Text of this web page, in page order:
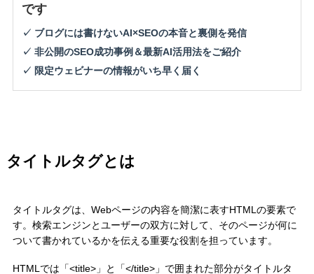
です
✓ ブログには書けないAI×SEOの本音と裏側を発信
✓ 非公開のSEO成功事例＆最新AI活用法をご紹介
✓ 限定ウェビナーの情報がいち早く届く
タイトルタグとは
タイトルタグは、Webページの内容を簡潔に表すHTMLの要素で
す。検索エンジンとユーザーの双方に対して、そのページが何に
ついて書かれているかを伝える重要な役割を担っています。
HTMLでは「<title>」と「</title>」で囲まれた部分がタイトルタ